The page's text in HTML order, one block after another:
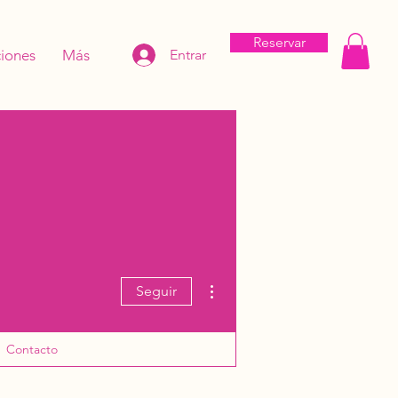
Más Entrar
Reservar
Seguir
Contacto